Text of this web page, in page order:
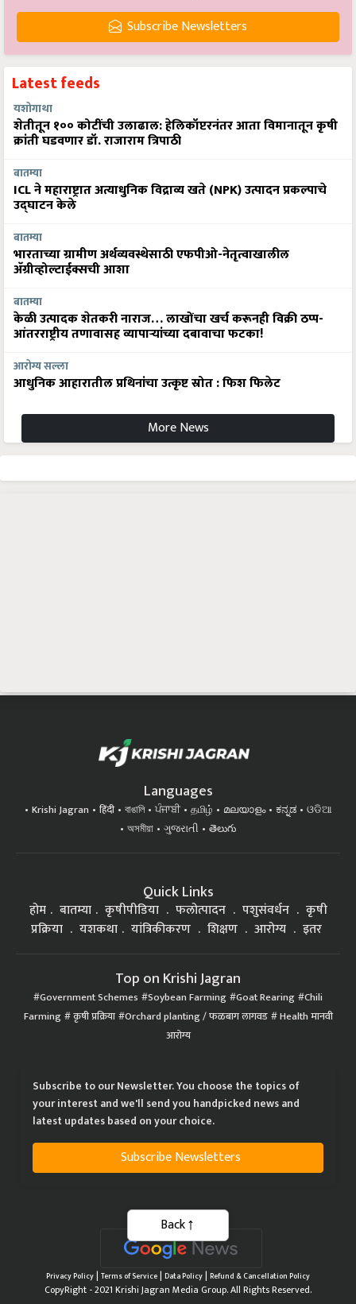
Subscribe Newsletters
Latest feeds
यशोगाथा
शेतीतून १०० कोटींची उलाढाल: हेलिकॉप्टरनंतर आता विमानातून कृषी
क्रांती घडवणार डॉ. राजाराम त्रिपाठी
बातम्या
ICL ने महाराष्ट्रात अत्याधुनिक विद्राव्य खते (NPK) उत्पादन प्रकल्पाचे
उद्घाटन केले
बातम्या
भारताच्या ग्रामीण अर्थव्यवस्थेसाठी एफपीओ-नेतृत्वाखालील
अ‍ॅग्रीव्होल्टाईक्सची आशा
बातम्या
केळी उत्पादक शेतकरी नाराज… लाखोंचा खर्च करूनही विक्री ठप्प-
आंतरराष्ट्रीय तणावासह व्यापाऱ्यांच्या दबावाचा फटका!
आरोग्य सल्ला
आधुनिक आहारातील प्रथिनांचा उत्कृष्ट स्रोत : फिश फिलेट
More News
Languages
Krishi Jagran हिंदी বাঙালি ਪੰਜਾਬੀ தமிழ் മലയാളം ಕನ್ನಡ
ଓଡିଆ
অসমীয়া
ગુજરાતી తెలుగు
Quick Links
होम बातम्या कृषीपीडिया फलोत्पादन पशुसंवर्धन
कृषी
प्रक्रिया
यशकथा यांत्रिकीकरण शिक्षण आरोग्य इतर
Top on Krishi Jagran
Government Schemes Soybean Farming Goat Rearing Chili
Farming कृषी प्रक्रिया Orchard planting / फळबाग लागवड Health मानवी
आरोग्य
Subscribe to our Newsletter. You choose the topics of
your interest and we'll send you handpicked news and
latest updates based on your choice.
Subscribe Newsletters
Privacy Policy| Terms of Service| Data Policy| Refund & Cancellation Policy
CopyRight - 2021 Krishi Jagran Media Group. All Rights Reserved.
Back